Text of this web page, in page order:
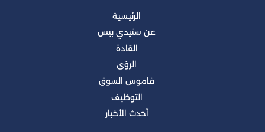
الرئيسية
عن ستيدي بيس
القادة
الرؤى
قاموس السوق
التوظيف
أحدث الأخبار